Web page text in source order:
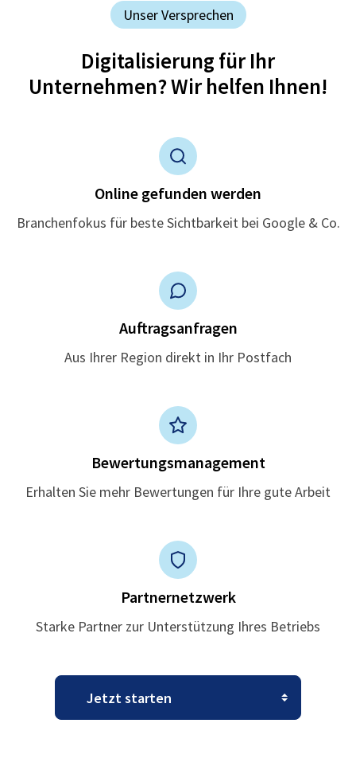
Unser Versprechen
Digitalisierung für Ihr
Unternehmen? Wir helfen Ihnen!
Online gefunden werden
Branchenfokus für beste Sichtbarkeit bei Google & Co.
Auftragsanfragen
Aus Ihrer Region direkt in Ihr Postfach
Bewertungsmanagement
Erhalten Sie mehr Bewertungen für Ihre gute Arbeit
Partnernetzwerk
Starke Partner zur Unterstützung Ihres Betriebs